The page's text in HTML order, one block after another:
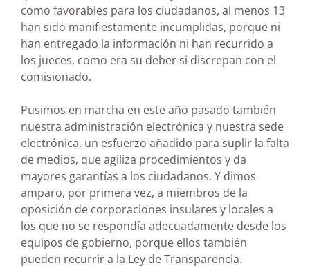
como favorables para los ciudadanos, al menos 13
han sido manifiestamente incumplidas, porque ni
han entregado la información ni han recurrido a
los jueces, como era su deber si discrepan con el
comisionado.
Pusimos en marcha en este año pasado también
nuestra administración electrónica y nuestra sede
electrónica, un esfuerzo añadido para suplir la falta
de medios, que agiliza procedimientos y da
mayores garantías a los ciudadanos. Y dimos
amparo, por primera vez, a miembros de la
oposición de corporaciones insulares y locales a
los que no se respondía adecuadamente desde los
equipos de gobierno, porque ellos también
pueden recurrir a la Ley de Transparencia.